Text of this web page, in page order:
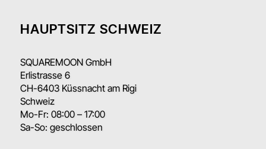
HAUPTSITZ SCHWEIZ
SQUAREMOON GmbH
Erlistrasse 6
CH-6403 Küssnacht am Rigi
Schweiz
Mo-Fr: 08:00 – 17:00
Sa-So: geschlossen